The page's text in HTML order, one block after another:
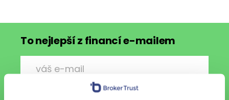
To nejlepší z financí e-mailem
Chci každý pátek vzpruhu z